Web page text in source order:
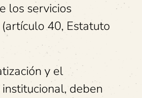
los servicios
40, Estatuto
y el
deben